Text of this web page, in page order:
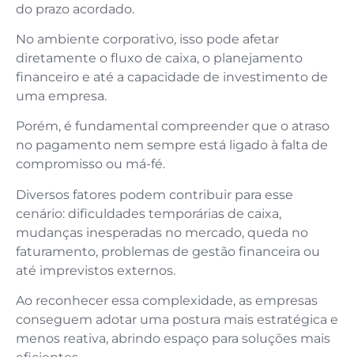
do prazo acordado.
No ambiente corporativo, isso pode afetar
diretamente o fluxo de caixa, o planejamento
financeiro e até a capacidade de investimento de
uma empresa.
Porém, é fundamental compreender que o atraso
no pagamento nem sempre está ligado à falta de
compromisso ou má-fé.
Diversos fatores podem contribuir para esse
cenário: dificuldades temporárias de caixa,
mudanças inesperadas no mercado, queda no
faturamento, problemas de gestão financeira ou
até imprevistos externos.
Ao reconhecer essa complexidade, as empresas
conseguem adotar uma postura mais estratégica e
menos reativa, abrindo espaço para soluções mais